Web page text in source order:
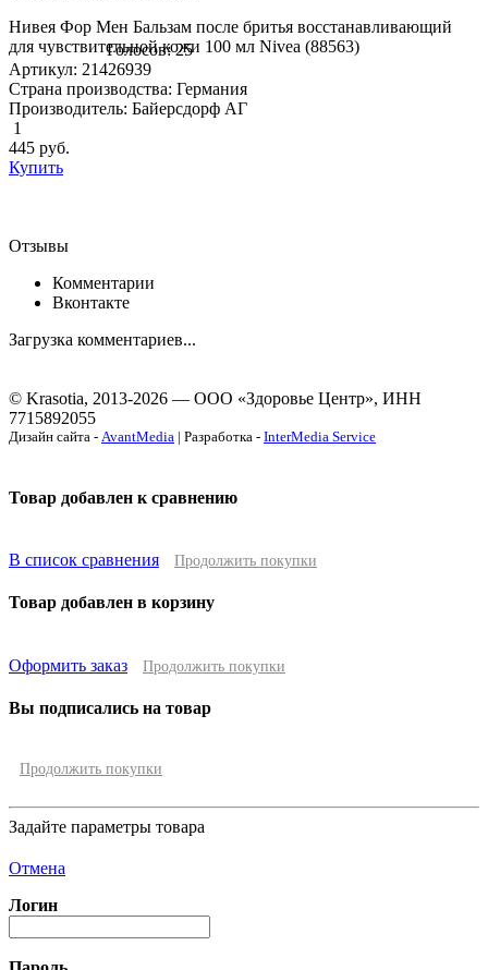
Нивея Фор Мен Бальзам после бритья восстанавливающий
для чувствительной кожи 100 мл Nivea (88563)
Голосов: 25
Артикул: 21426939
Страна производства: Германия
Производитель: Байерсдорф АГ
1
445 руб.
Купить
Отзывы
Комментарии
Вконтакте
Загрузка комментариев...
© Krasotia, 2013-2026 — ООО «Здоровье Центр», ИНН
7715892055
Дизайн сайта - AvantMedia | Разработка - InterMedia Service
Товар добавлен к сравнению
В список сравнения Продолжить покупки
Товар добавлен в корзину
Оформить заказ Продолжить покупки
Вы подписались на товар
Продолжить покупки
Задайте параметры товара
Отмена
Логин